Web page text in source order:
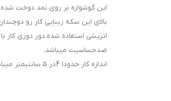
این گوشواره بر روی نمد دوخت
بالای این سکه زیبایی کار رو
اتریشی استفاده شده.دور دوزی
ضدحساسیت میباشد.
اندازه کار حدودا 4در 5 سانتیمتر میباشد